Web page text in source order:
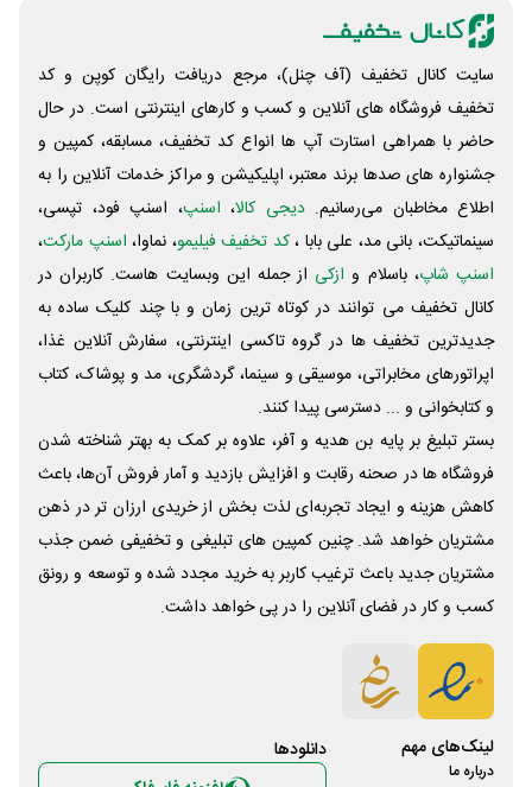
سایت کانال تخفیف (آف چنل)، مرجع دریافت رایگان کوپن و کد
تخفیف فروشگاه های آنلاین و کسب و‌ کارهای اینترنتی است. در حال
حاضر با همراهی استارت آپ ها انواع کد تخفیف، مسابقه، کمپین و
جشنواره های صدها برند معتبر، اپلیکیشن و مراکز خدمات آنلاین را به
اطلاع مخاطبان می‌رسانیم. دیجی کالا، اسنپ، اسنپ فود، تپسی،
سینماتیکت، بانی مد، علی‌ بابا ،کد تخفیف فیلیمو، نماوا، اسنپ مارکت،
اسنپ شاپ، باسلام و ازکی از جمله این وبسایت ‌هاست. کاربران در
کانال تخفیف می توانند در کوتاه ترین زمان و با چند کلیک ساده به
جدیدترین تخفیف ها در گروه تاکسی اینترنتی، سفارش آنلاین غذا،
اپراتورهای مخابراتی، موسیقی و سینما، گردشگری، مد و پوشاک، کتاب
و کتابخوانی و ... دسترسی پیدا کنند.
بستر تبلیغ بر پایه بن هدیه و آفر، علاوه بر کمک به بهتر شناخته شدن
فروشگاه ها در صحنه رقابت و افزایش بازدید و آمار فروش آن‌ها، باعث
کاهش هزینه و ایجاد تجربه‌ای لذت بخش از خریدی ارزان تر در ذهن
مشتریان خواهد شد. چنین کمپین های تبلیغی و تخفیفی ضمن جذب
مشتریان جدید باعث ترغیب کاربر به خرید مجدد شده و توسعه و رونق
کسب و کار در فضای آنلاین را در پی خواهد داشت.
لینک‌های مهم
درباره ما
دانلود‌ها